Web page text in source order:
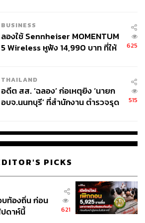
BUSINESS
ลองใช้ Sennheiser MOMENTUM
5 Wireless หูฟัง 14,990 บาท ที่ให้
625
THAILAND
อดีต สส. ‘ฉลอง’ ก่อเหตุยิง ‘นายก
อบจ.นนทบุรี’ ที่สำนักงาน ตำรวจรุด
515
PICKS
ท้องถิ่น ก่อน
ดาห์นี้
621